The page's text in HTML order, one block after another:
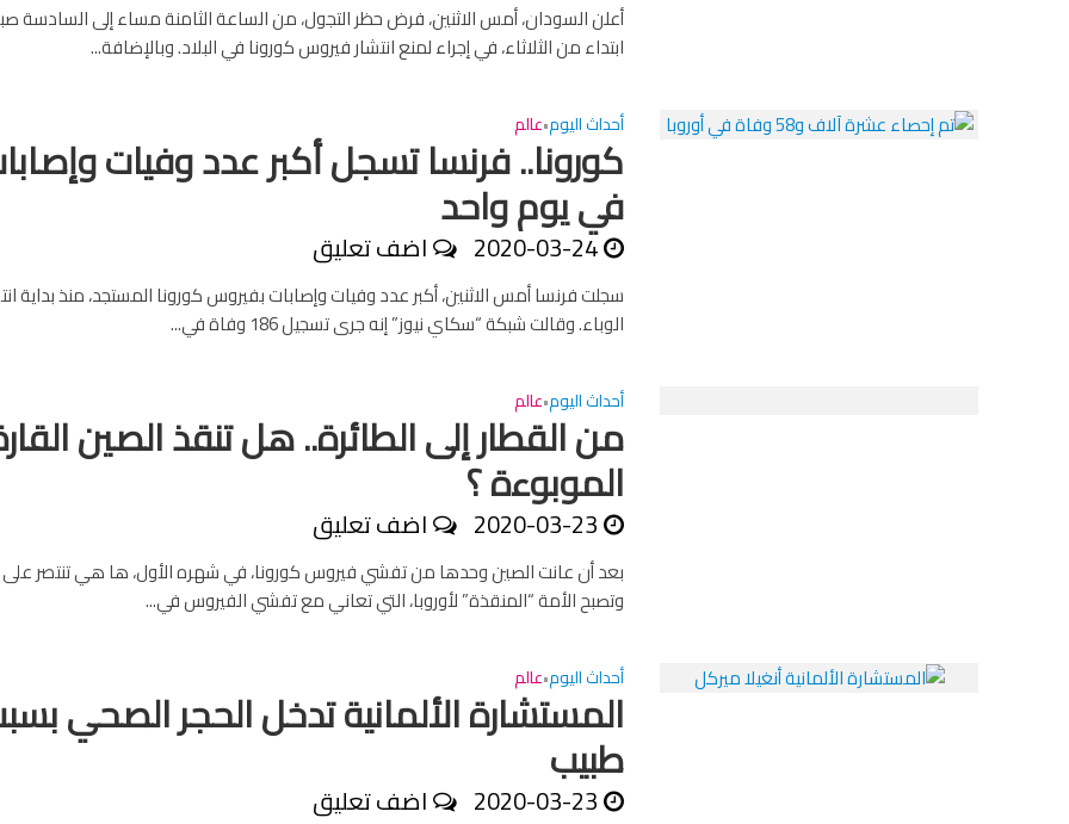
أعلن السودان، أمس الاثنين، فرض حظر التجول، من الساعة الثامنة مساء إلى السادسة
ابتداء من الثلاثاء، في إجراء لمنع انتشار فيروس كورونا في البلاد. وبالإضافة...
أحداث اليوم•عالم
كورونا.. فرنسا تسجل أكبر عدد وفيات
في يوم واحد
2020-03-24 اضف تعليق
سجلت فرنسا أمس الاثنين، أكبر عدد وفيات وإصابات بفيروس كورونا المستجد، منذ بداية
الوباء. وقالت شبكة “سكاي نيوز” إنه جرى تسجيل 186 وفاة في...
أحداث اليوم•عالم
من القطار إلى الطائرة.. هل تنقذ الصين
الموبوءة ؟
2020-03-23 اضف تعليق
بعد أن عانت الصين وحدها من تفشي فيروس كورونا، في شهره الأول، ها هي تنتصر على
وتصبح الأمة “المنقذة” لأوروبا، التي تعاني مع تفشي الفيروس في...
أحداث اليوم•عالم
المستشارة الألمانية تدخل الحجر الصحي
طبيب
2020-03-23 اضف تعليق